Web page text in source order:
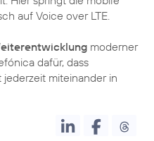
auf Voice over LTE.
moderner
dafür, dass
miteinander in